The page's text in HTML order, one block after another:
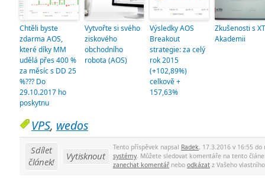
Chtěli byste
zdarma AOS,
které díky MM
udělá přes 400 %
za měsíc s DD 25
%??? Do
29.10.2017 ho
poskytnu
Vytvořte si svého
ziskového
obchodního
robota (AOS)
Výsledky AOS
Breakout
strategie: za celý
rok 2015
(+102,89%)
celkově +
157,63%
Zkušenosti s
Akademii
VPS, wedos
Sdílet
článek!
Vytisknout
Tento příspěvek napsal Radek, 17.3.2016 v 16:55
systémy. Můžete sledovat komentáře na tento
zanechat komentář nebo odkázat z Vašeho